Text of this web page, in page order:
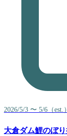
2026/5/3 〜 5/6（est.）
大倉ダム鯉のぼ